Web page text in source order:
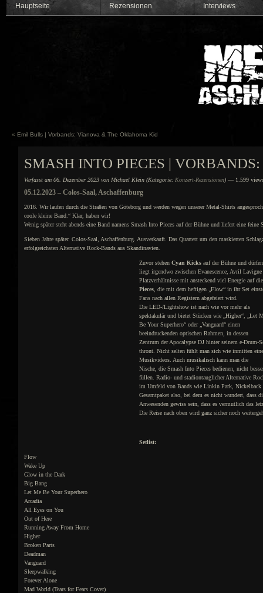
Hauptseite Rezensionen Interviews
« Emil Bulls | Vorbands: Vianova & The Oklahoma Kid
SMASH INTO PIECES |
Verfasst am 06. Dezember 2023 von Michael Klein (Kategorie: Konzert-Rezensionen) — 1.599
05.12.2023 – Colos-Saal, Aschaffenburg
2016. Wir laufen durch die Straßen von Göteborg und werden wegen unserer Metal-Shirts
coole kleine Band.“ Klar, haben wir!
Wenig später steht abends eine Band namens Smash Into Pieces auf der Bühne und liefert eine
Sieben Jahre später. Colos-Saal, Aschaffenburg. Ausverkauft. Das Quartett um den maskierten
erfolgreichsten Alternative Rock-Bands aus Skandinavien.
Zuvor stehen Cyan Kicks auf der Bühne und
liegt irgendwo zwischen Evanescence, Avril
Platzverhältnisse mit ansteckend viel Energie auf
Pieces , die mit dem heftigen „Flow“ in ihr Set
Fans nach allen Registern abgefeiert wird.
Die LED-/Lightshow ist nach wie vor mehr als
spektakulär und bietet Stücken wie „Higher“, „Let
Be Your Superhero“ oder „Vanguard“ einen
beeindruckenden optischen Rahmen, in dessen
Zentrum der Apocalypse DJ hinter seinem e-Drum-
thront. Nicht selten fühlt man sich wie inmitten
Musikvideos. Auch musikalisch kann man die
Nische, die Smash Into Pieces bedienen, nicht
füllen. Radio- und stadiontauglicher Alternative
im Umfeld von Bands wie Linkin Park, Nickelback
Gesamtpaket also, bei dem es nicht wundert, dass
Anwesenden gewiss sein, dass es vermutlich das
Die Reise nach oben wird ganz sicher noch
Setlist:
Flow
Wake Up
Glow in the Dark
Big Bang
Let Me Be Your Superhero
Arcadia
All Eyes on You
Out of Here
Running Away From Home
Higher
Broken Parts
Deadman
Vanguard
Sleepwalking
Forever Alone
Mad World (Tears for Fears Cover)